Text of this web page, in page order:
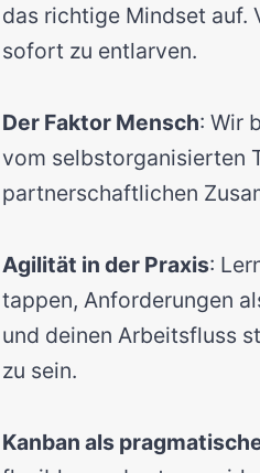
das richtige Mindset auf.
sofort zu entlarven.
Der Faktor Mensch: Wir
vom selbstorganisierten
partnerschaftlichen
Agilität in der Praxis:
tappen, Anforderungen
und deinen Arbeitsfluss
zu sein.
Kanban als